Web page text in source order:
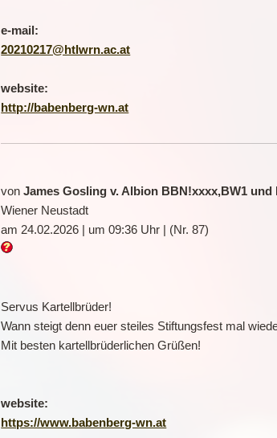
e-mail:
20210217@htlwrn.ac.at
website:
http://babenberg-wn.at
vonJames Gosling v. Albion BBN!xxxx,BW1
Wiener Neustadt
am 24.02.2026 | um 09:36 Uhr | (Nr. 87)
Servus Kartellbrüder!
Wann steigt denn euer steiles Stiftungsfest mal
Mit besten kartellbrüderlichen Grüßen!
website:
https://www.babenberg-wn.at